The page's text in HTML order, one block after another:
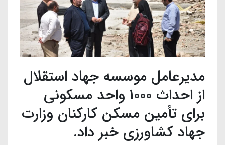
مدیرعامل موسسه جهاد استقلال
از احداث ۱۰۰۰ واحد مسکونی
برای تأمین مسکن کارکنان وزارت
جهاد کشاورزی خبر داد.